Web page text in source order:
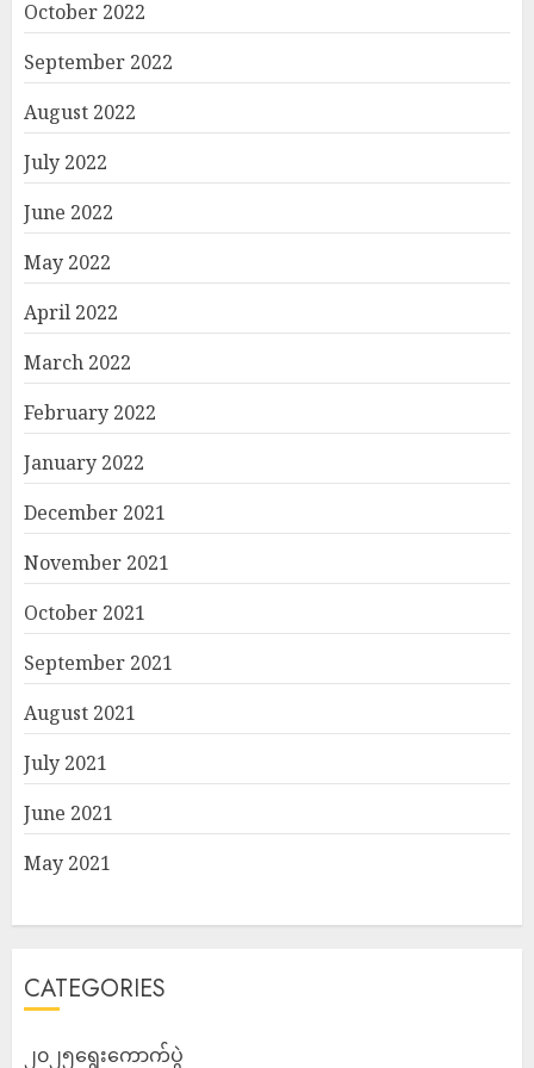
October 2022
September 2022
August 2022
July 2022
June 2022
May 2022
April 2022
March 2022
February 2022
January 2022
December 2021
November 2021
October 2021
September 2021
August 2021
July 2021
June 2021
May 2021
CATEGORIES
၂၀၂၅ရွေးကောက်ပွဲ